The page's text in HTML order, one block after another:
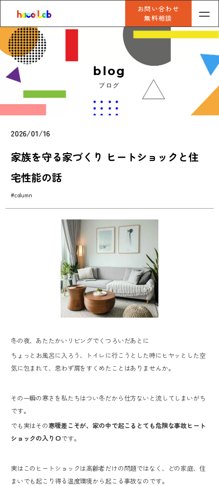
お問い合わせ
無料相談
blog
ブログ
2026/01/16
家族を守る家づくり ヒートショックと住
宅性能の話
#column
冬の夜、あたたかいリビングでくつろいだあとに
ちょっとお風呂に入ろう、トイレに行こうとした時にヒヤッとした空
気に包まれて、思わず肩をすくめたことはありませんか。
その一瞬の寒さを私たちはつい冬だから仕方ないと流してしまいがち
です。
でも実はその寒暖差こそが、家の中で起こるとても危険な事故ヒート
ショックの入り口です。
実はこのヒートショックは高齢者だけの問題ではなく、どの家庭、住
まいでも起こり得る温度環境から起こる事故なのです。